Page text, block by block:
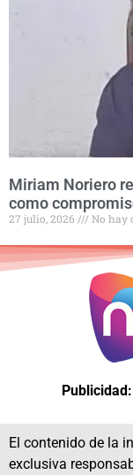
Miriam Noriero
como
27 julio, 2026 No hay
El contenido de la
exclusiva